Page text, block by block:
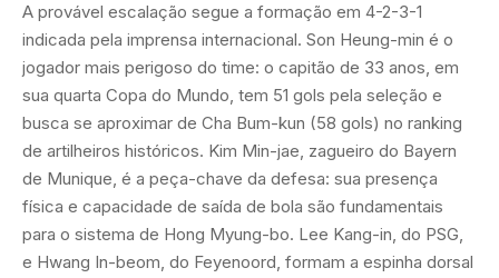
A provável escalação segue a formação em 4-2-3-1
indicada pela imprensa internacional. Son Heung-min é o
jogador mais perigoso do time: o capitão de 33 anos, em
sua quarta Copa do Mundo, tem 51 gols pela seleção e
busca se aproximar de Cha Bum-kun (58 gols) no ranking
de artilheiros históricos. Kim Min-jae, zagueiro do Bayern
de Munique, é a peça-chave da defesa: sua presença
física e capacidade de saída de bola são fundamentais
para o sistema de Hong Myung-bo. Lee Kang-in, do PSG,
e Hwang In-beom, do Feyenoord, formam a espinha dorsal